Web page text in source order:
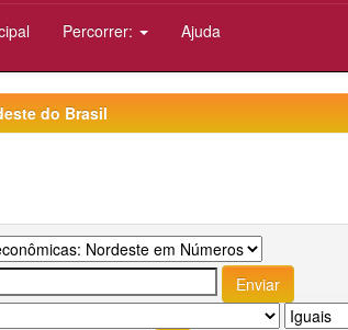
Percorrer: Ajuda
do Brasil